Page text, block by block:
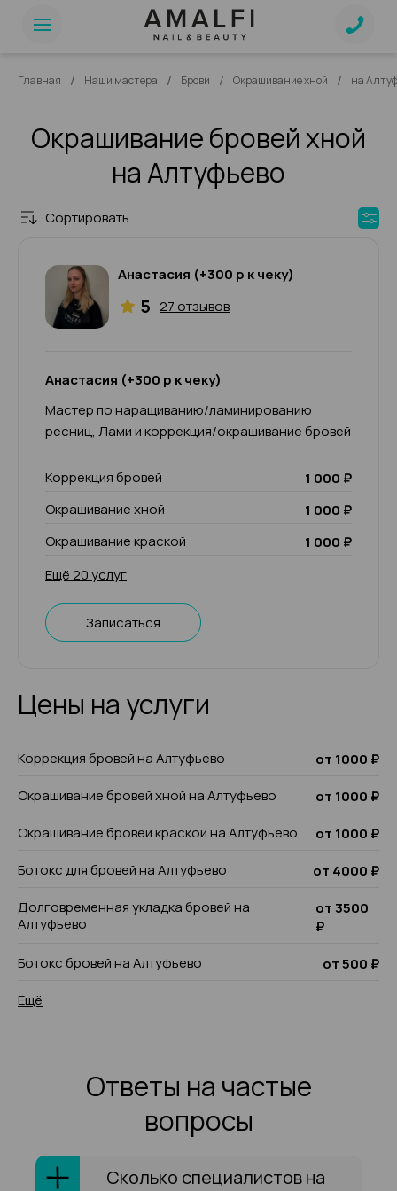
Главная / Наши мастера / Брови / Окрашивание хной / на
Окрашивание бровей хной
на Алтуфьево
Сортировать
Анастасия (+300 р к чеку)
5 27 отзывов
Анастасия (+300 р к чеку)
Мастер по наращиванию/ламинированию
ресниц, Лами и коррекция/окрашивание бровей
Коррекция бровей
1 000 ₽
Окрашивание хной
1 000 ₽
Окрашивание краской
1 000 ₽
Ещё 20 услуг
Записаться
Цены на услуги
Коррекция бровей на Алтуфьево
от 1000 ₽
Окрашивание бровей хной на Алтуфьево
от 1000 ₽
Окрашивание бровей краской на Алтуфьево
от 1000 ₽
Ботокс для бровей на Алтуфьево
от 4000 ₽
Долговременная укладка бровей на
Алтуфьево
от 3500
₽
Ботокс бровей на Алтуфьево
от 500 ₽
Ещё
Ответы на частые
вопросы
Сколько специалистов на